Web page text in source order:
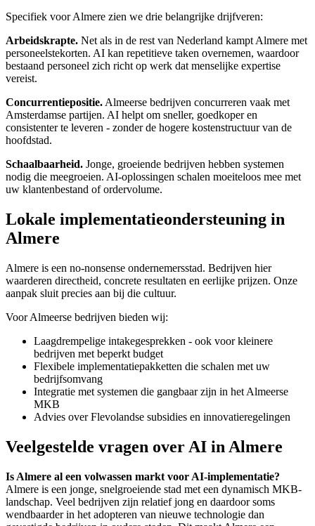
Specifiek voor Almere zien we drie belangrijke drijfveren:
Arbeidskrapte. Net als in de rest van Nederland kampt Almere met
personeelstekorten. AI kan repetitieve taken overnemen, waardoor
bestaand personeel zich richt op werk dat menselijke expertise
vereist.
Concurrentiepositie. Almeerse bedrijven concurreren vaak met
Amsterdamse partijen. AI helpt om sneller, goedkoper en
consistenter te leveren - zonder de hogere kostenstructuur van de
hoofdstad.
Schaalbaarheid. Jonge, groeiende bedrijven hebben systemen
nodig die meegroeien. AI-oplossingen schalen moeiteloos mee met
uw klantenbestand of ordervolume.
Lokale implementatieondersteuning in
Almere
Almere is een no-nonsense ondernemersstad. Bedrijven hier
waarderen directheid, concrete resultaten en eerlijke prijzen. Onze
aanpak sluit precies aan bij die cultuur.
Voor Almeerse bedrijven bieden wij:
Laagdrempelige intakegesprekken - ook voor kleinere
bedrijven met beperkt budget
Flexibele implementatiepakketten die schalen met uw
bedrijfsomvang
Integratie met systemen die gangbaar zijn in het Almeerse
MKB
Advies over Flevolandse subsidies en innovatieregelingen
Veelgestelde vragen over AI in Almere
Is Almere al een volwassen markt voor AI-implementatie?
Almere is een jonge, snelgroeiende stad met een dynamisch MKB-
landschap. Veel bedrijven zijn relatief jong en daardoor soms
wendbaarder in het adopteren van nieuwe technologie dan